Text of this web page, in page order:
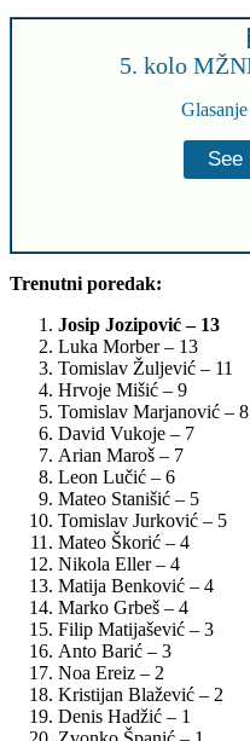
5. kolo
Trenutni poredak:
Josip Jozipović – 13
Luka Morber – 13
Tomislav Žuljević – 11
Hrvoje Mišić – 9
Tomislav Marjanović – 8
David Vukoje – 7
Arian Maroš – 7
Leon Lučić – 6
Mateo Stanišić – 5
Tomislav Jurković – 5
Mateo Škorić – 4
Nikola Eller – 4
Matija Benković – 4
Marko Grbeš – 4
Filip Matijašević – 3
Anto Barić – 3
Noa Ereiz – 2
Kristijan Blažević – 2
Denis Hadžić – 1